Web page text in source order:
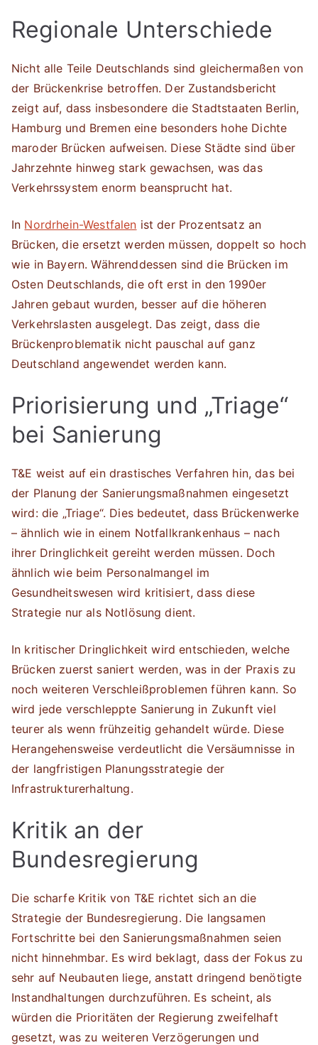
Regionale Unterschiede
Nicht alle Teile Deutschlands sind gleichermaßen von
der Brückenkrise betroffen. Der Zustandsbericht
zeigt auf, dass insbesondere die Stadtstaaten Berlin,
Hamburg und Bremen eine besonders hohe Dichte
maroder Brücken aufweisen. Diese Städte sind über
Jahrzehnte hinweg stark gewachsen, was das
Verkehrssystem enorm beansprucht hat.
In Nordrhein-Westfalen ist der Prozentsatz an
Brücken, die ersetzt werden müssen, doppelt so hoch
wie in Bayern. Währenddessen sind die Brücken im
Osten Deutschlands, die oft erst in den 1990er
Jahren gebaut wurden, besser auf die höheren
Verkehrslasten ausgelegt. Das zeigt, dass die
Brückenproblematik nicht pauschal auf ganz
Deutschland angewendet werden kann.
Priorisierung und „Triage“
bei Sanierung
T&E weist auf ein drastisches Verfahren hin, das bei
der Planung der Sanierungsmaßnahmen eingesetzt
wird: die „Triage“. Dies bedeutet, dass Brückenwerke
– ähnlich wie in einem Notfallkrankenhaus – nach
ihrer Dringlichkeit gereiht werden müssen. Doch
ähnlich wie beim Personalmangel im
Gesundheitswesen wird kritisiert, dass diese
Strategie nur als Notlösung dient.
In kritischer Dringlichkeit wird entschieden, welche
Brücken zuerst saniert werden, was in der Praxis zu
noch weiteren Verschleißproblemen führen kann. So
wird jede verschleppte Sanierung in Zukunft viel
teurer als wenn frühzeitig gehandelt würde. Diese
Herangehensweise verdeutlicht die Versäumnisse in
der langfristigen Planungsstrategie der
Infrastrukturerhaltung.
Kritik an der
Bundesregierung
Die scharfe Kritik von T&E richtet sich an die
Strategie der Bundesregierung. Die langsamen
Fortschritte bei den Sanierungsmaßnahmen seien
nicht hinnehmbar. Es wird beklagt, dass der Fokus zu
sehr auf Neubauten liege, anstatt dringend benötigte
Instandhaltungen durchzuführen. Es scheint, als
würden die Prioritäten der Regierung zweifelhaft
gesetzt, was zu weiteren Verzögerungen und